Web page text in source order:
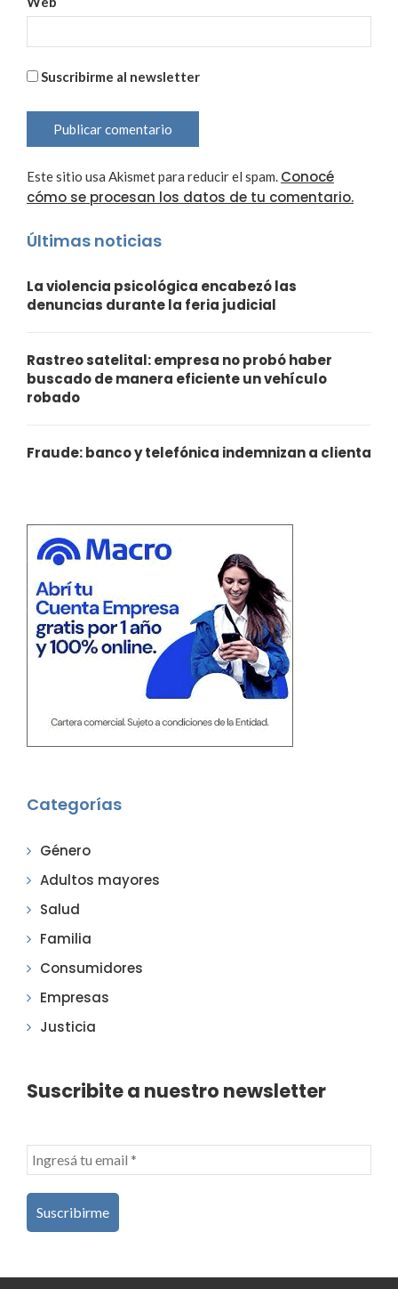
Suscribirme al newsletter
Este sitio usa Akismet para reducir el spam. Conocé
cómo se procesan los datos de tu comentario.
Últimas noticias
La violencia psicológica encabezó las
denuncias durante la feria judicial
Rastreo satelital: empresa no probó haber
buscado de manera eficiente un vehículo
robado
Fraude: banco y telefónica indemnizan a clienta
Categorías
Género
Adultos mayores
Salud
Familia
Consumidores
Empresas
Justicia
Suscribite a nuestro newsletter